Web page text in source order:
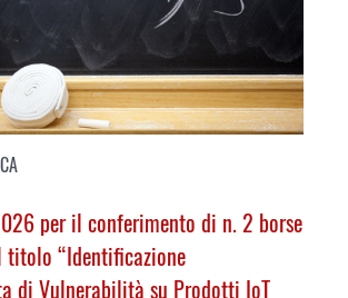
per il conferimento di n. 2 borse
“Identificazione
di Vulnerabilità su Prodotti IoT